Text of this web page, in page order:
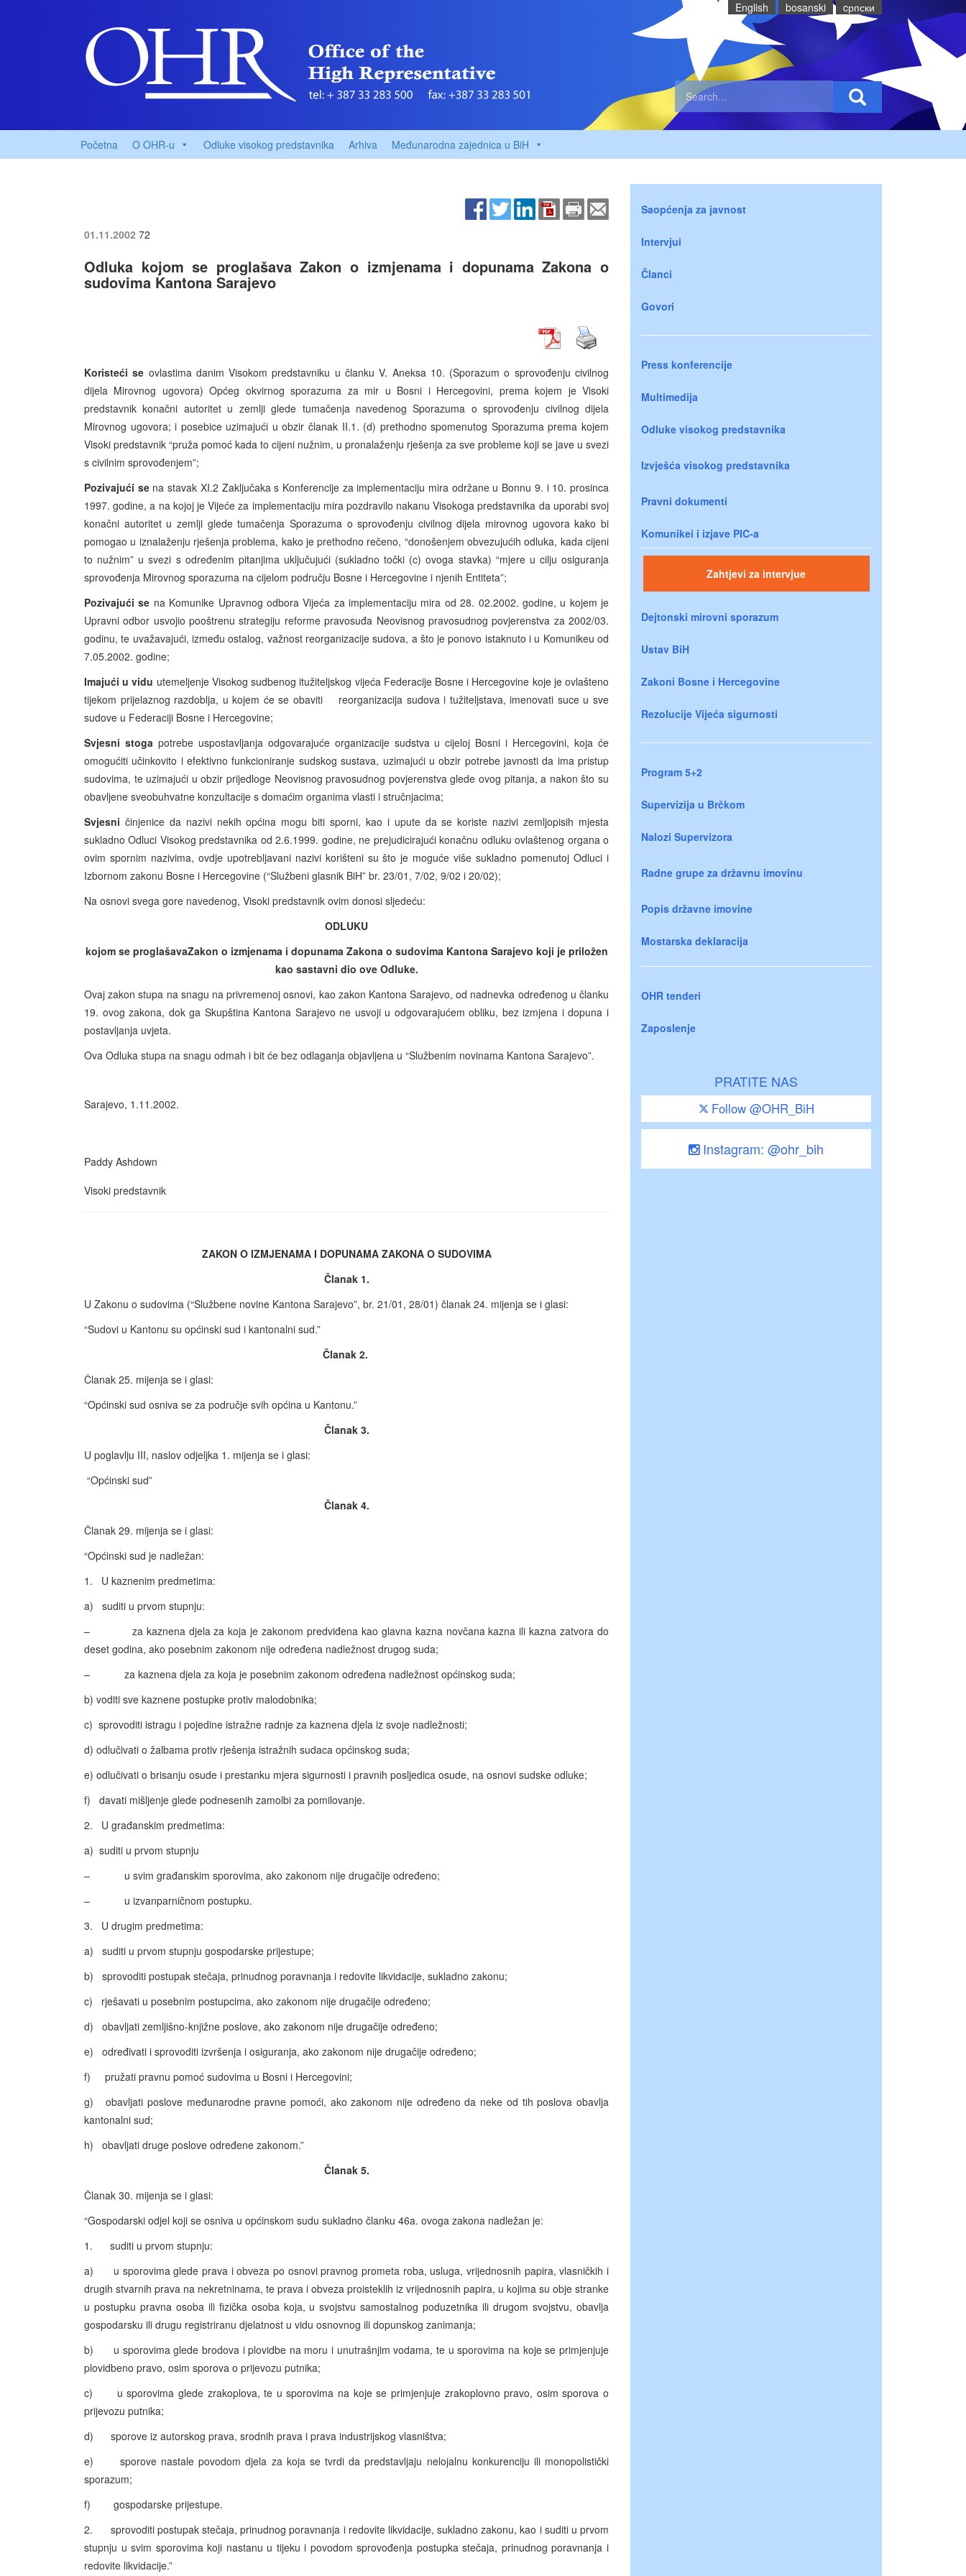
English bosanski cрпски
Početna O OHR-u Odluke visokog predstavnika Arhiva Međunarodna zajednica u BiH
01.11.2002 72
Odluka kojom se proglašava Zakon o izmjenama i dopunama Zakona o
sudovima Kantona Sarajevo
Koristeći se ovlastima danim Visokom predstavniku u članku V. Aneksa 10. (Sporazum o sprovođenju civilnog
dijela Mirovnog ugovora) Općeg okvirnog sporazuma za mir u Bosni i Hercegovini, prema kojem je Visoki
predstavnik konačni autoritet u zemlji glede tumačenja navedenog Sporazuma o sprovođenju civilnog dijela
Mirovnog ugovora; i posebice uzimajući u obzir članak II.1. (d) prethodno spomenutog Sporazuma prema kojem
Visoki predstavnik “pruža pomoć kada to cijeni nužnim, u pronalaženju rješenja za sve probleme koji se jave u svezi
s civilnim sprovođenjem”;
Pozivajući se na stavak XI.2 Zaključaka s Konferencije za implementaciju mira održane u Bonnu 9. i 10. prosinca
1997. godine, a na kojoj je Vijeće za implementaciju mira pozdravilo nakanu Visokoga predstavnika da uporabi svoj
konačni autoritet u zemlji glede tumačenja Sporazuma o sprovođenju civilnog dijela mirovnog ugovora kako bi
pomogao u iznalaženju rješenja problema, kako je prethodno rečeno, “donošenjem obvezujućih odluka, kada cijeni
to nužnim” u svezi s određenim pitanjima uključujući (sukladno točki (c) ovoga stavka) “mjere u cilju osiguranja
sprovođenja Mirovnog sporazuma na cijelom području Bosne i Hercegovine i njenih Entiteta”;
Pozivajući se na Komunike Upravnog odbora Vijeća za implementaciju mira od 28. 02.2002. godine, u kojem je
Upravni odbor usvojio pooštrenu strategiju reforme pravosuđa Neovisnog pravosudnog povjerenstva za 2002/03.
godinu, te uvažavajući, između ostalog, važnost reorganizacije sudova, a što je ponovo istaknuto i u Komunikeu od
7.05.2002. godine;
Imajući u vidu utemeljenje Visokog sudbenog itužiteljskog vijeća Federacije Bosne i Hercegovine koje je ovlašteno
tijekom prijelaznog razdoblja, u kojem će se obaviti reorganizacija sudova i tužiteljstava, imenovati suce u sve
sudove u Federaciji Bosne i Hercegovine;
Svjesni stoga potrebe uspostavljanja odgovarajuće organizacije sudstva u cijeloj Bosni i Hercegovini, koja će
omogućiti učinkovito i efektivno funkcioniranje sudskog sustava, uzimajući u obzir potrebe javnosti da ima pristup
sudovima, te uzimajući u obzir prijedloge Neovisnog pravosudnog povjerenstva glede ovog pitanja, a nakon što su
obavljene sveobuhvatne konzultacije s domaćim organima vlasti i stručnjacima;
Svjesni činjenice da nazivi nekih općina mogu biti sporni, kao i upute da se koriste nazivi zemljopisih mjesta
sukladno Odluci Visokog predstavnika od 2.6.1999. godine, ne prejudicirajući konačnu odluku ovlaštenog organa o
ovim spornim nazivima, ovdje upotrebljavani nazivi korišteni su što je moguće više sukladno pomenutoj Odluci i
Izbornom zakonu Bosne i Hercegovine (“Službeni glasnik BiH” br. 23/01, 7/02, 9/02 i 20/02);
Na osnovi svega gore navedenog, Visoki predstavnik ovim donosi sljedeću:
ODLUKU
kojom se proglašavaZakon o izmjenama i dopunama Zakona o sudovima Kantona Sarajevo koji je priložen
kao sastavni dio ove Odluke.
Ovaj zakon stupa na snagu na privremenoj osnovi, kao zakon Kantona Sarajevo, od nadnevka određenog u članku
19. ovog zakona, dok ga Skupština Kantona Sarajevo ne usvoji u odgovarajućem obliku, bez izmjena i dopuna i
postavljanja uvjeta.
Ova Odluka stupa na snagu odmah i bit će bez odlaganja objavljena u “Službenim novinama Kantona Sarajevo”.
Sarajevo, 1.11.2002.
Paddy Ashdown
Visoki predstavnik
ZAKON O IZMJENAMA I DOPUNAMA ZAKONA O SUDOVIMA
Članak 1.
U Zakonu o sudovima (“Službene novine Kantona Sarajevo”, br. 21/01, 28/01) članak 24. mijenja se i glasi:
“Sudovi u Kantonu su općinski sud i kantonalni sud.”
Članak 2.
Članak 25. mijenja se i glasi:
“Općinski sud osniva se za područje svih općina u Kantonu.”
Članak 3.
U poglavlju III, naslov odjeljka 1. mijenja se i glasi:
“Općinski sud”
Članak 4.
Članak 29. mijenja se i glasi:
“Općinski sud je nadležan:
1. U kaznenim predmetima:
a) suditi u prvom stupnju:
– za kaznena djela za koja je zakonom predviđena kao glavna kazna novčana kazna ili kazna zatvora do
deset godina, ako posebnim zakonom nije određena nadležnost drugog suda;
– za kaznena djela za koja je posebnim zakonom određena nadležnost općinskog suda;
b) voditi sve kaznene postupke protiv malodobnika;
c) sprovoditi istragu i pojedine istražne radnje za kaznena djela iz svoje nadležnosti;
d) odlučivati o žalbama protiv rješenja istražnih sudaca općinskog suda;
e) odlučivati o brisanju osude i prestanku mjera sigurnosti i pravnih posljedica osude, na osnovi sudske odluke;
f) davati mišljenje glede podnesenih zamolbi za pomilovanje.
2. U građanskim predmetima:
a) suditi u prvom stupnju
– u svim građanskim sporovima, ako zakonom nije drugačije određeno;
– u izvanparničnom postupku.
3. U drugim predmetima:
a) suditi u prvom stupnju gospodarske prijestupe;
b) sprovoditi postupak stečaja, prinudnog poravnanja i redovite likvidacije, sukladno zakonu;
c) rješavati u posebnim postupcima, ako zakonom nije drugačije određeno;
d) obavljati zemljišno-knjižne poslove, ako zakonom nije drugačije određeno;
e) određivati i sprovoditi izvršenja i osiguranja, ako zakonom nije drugačije određeno;
f) pružati pravnu pomoć sudovima u Bosni i Hercegovini;
g) obavljati poslove međunarodne pravne pomoći, ako zakonom nije određeno da neke od tih poslova obavlja
kantonalni sud;
h) obavljati druge poslove određene zakonom.”
Članak 5.
Članak 30. mijenja se i glasi:
“Gospodarski odjel koji se osniva u općinskom sudu sukladno članku 46a. ovoga zakona nadležan je:
1. suditi u prvom stupnju:
a) u sporovima glede prava i obveza po osnovi pravnog prometa roba, usluga, vrijednosnih papira, vlasničkih i
drugih stvarnih prava na nekretninama, te prava i obveza proisteklih iz vrijednosnih papira, u kojima su obje stranke
u postupku pravna osoba ili fizička osoba koja, u svojstvu samostalnog poduzetnika ili drugom svojstvu, obavlja
gospodarsku ili drugu registriranu djelatnost u vidu osnovnog ili dopunskog zanimanja;
b) u sporovima glede brodova i plovidbe na moru i unutrašnjim vodama, te u sporovima na koje se primjenjuje
plovidbeno pravo, osim sporova o prijevozu putnika;
c) u sporovima glede zrakoplova, te u sporovima na koje se primjenjuje zrakoplovno pravo, osim sporova o
prijevozu putnika;
d) sporove iz autorskog prava, srodnih prava i prava industrijskog vlasništva;
e) sporove nastale povodom djela za koja se tvrdi da predstavljaju nelojalnu konkurenciju ili monopolistički
sporazum;
f) gospodarske prijestupe.
2. sprovoditi postupak stečaja, prinudnog poravnanja i redovite likvidacije, sukladno zakonu, kao i suditi u prvom
stupnju u svim sporovima koji nastanu u tijeku i povodom sprovođenja postupka stečaja, prinudnog poravnanja i
redovite likvidacije.”
Saopćenja za javnost
Intervjui
Članci
Govori
Press konferencije
Multimedija
Odluke visokog predstavnika
Izvješća visokog predstavnika
Pravni dokumenti
Komunikei i izjave PIC-a
Zahtjevi za intervjue
Dejtonski mirovni sporazum
Ustav BiH
Zakoni Bosne i Hercegovine
Rezolucije Vijeća sigurnosti
Program 5+2
Supervizija u Brčkom
Nalozi Supervizora
Radne grupe za državnu imovinu
Popis državne imovine
Mostarska deklaracija
OHR tenderi
Zaposlenje
PRATITE NAS
Follow @OHR_BiH
Instagram: @ohr_bih